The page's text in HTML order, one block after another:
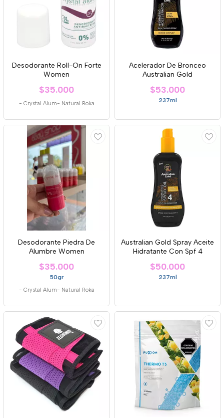
Desodorante Roll-On Forte
Women
$35.000
- Crystal Alum- Natural Roka
Acelerador De Bronceo
Australian Gold
$53.000
237ml
Desodorante Piedra De
Alumbre Women
$35.000
50gr
- Crystal Alum- Natural Roka
Australian Gold Spray Aceite
Hidratante Con Spf 4
$50.000
237ml